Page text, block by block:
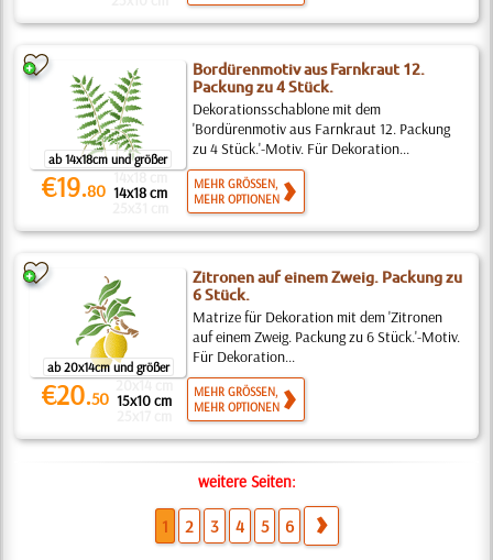
ab 14x18cm und größer
Bordürenmotiv aus Farnkraut 12.
Packung zu 4 Stück.
Dekorationsschablone mit dem
'Bordürenmotiv aus Farnkraut 12. Packung
zu 4 Stück.'-Motiv. Für Dekoration...
€19.80
14x18 cm
14x18 cm
MEHR GRÖSSEN,
MEHR OPTIONEN
ab 20x14cm und größer
Zitronen auf einem Zweig. Packung zu
6 Stück.
Matrize für Dekoration mit dem 'Zitronen
auf einem Zweig. Packung zu 6 Stück.'-Motiv.
Für Dekoration...
€20.50
20x14 cm
15x10 cm
MEHR GRÖSSEN,
MEHR OPTIONEN
weitere Seiten:
1 2 3 4 5 6